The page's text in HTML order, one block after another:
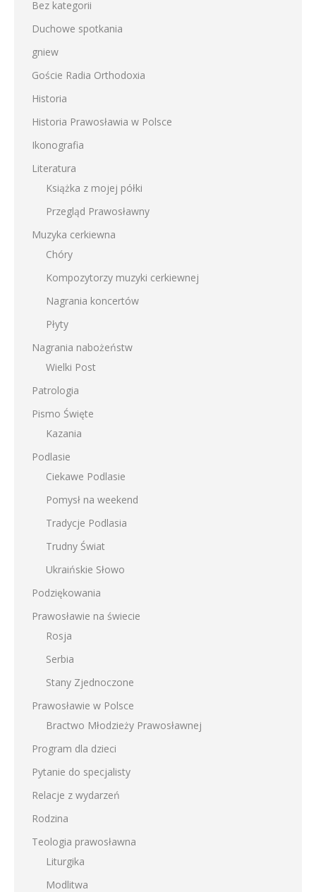
Bez kategorii
Duchowe spotkania
gniew
Goście Radia Orthodoxia
Historia
Historia Prawosławia w Polsce
Ikonografia
Literatura
Książka z mojej półki
Przegląd Prawosławny
Muzyka cerkiewna
Chóry
Kompozytorzy muzyki cerkiewnej
Nagrania koncertów
Płyty
Nagrania nabożeństw
Wielki Post
Patrologia
Pismo Święte
Kazania
Podlasie
Ciekawe Podlasie
Pomysł na weekend
Tradycje Podlasia
Trudny Świat
Ukraińskie Słowo
Podziękowania
Prawosławie na świecie
Rosja
Serbia
Stany Zjednoczone
Prawosławie w Polsce
Bractwo Młodzieży Prawosławnej
Program dla dzieci
Pytanie do specjalisty
Relacje z wydarzeń
Rodzina
Teologia prawosławna
Liturgika
Modlitwa